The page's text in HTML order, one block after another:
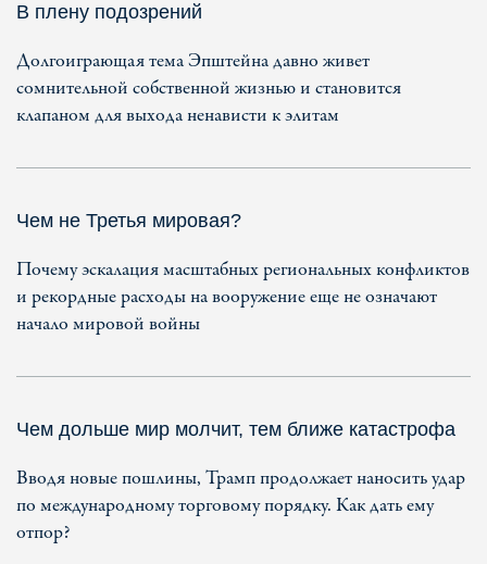
В плену подозрений
Долгоиграющая тема Эпштейна давно живет
сомнительной собственной жизнью и становится
клапаном для выхода ненависти к элитам
Чем не Третья мировая?
Почему эскалация масштабных региональных конфликтов
и рекордные расходы на вооружение еще не означают
начало мировой войны
Чем дольше мир молчит, тем ближе катастрофа
Вводя новые пошлины, Трамп продолжает наносить удар
по международному торговому порядку. Как дать ему
отпор?